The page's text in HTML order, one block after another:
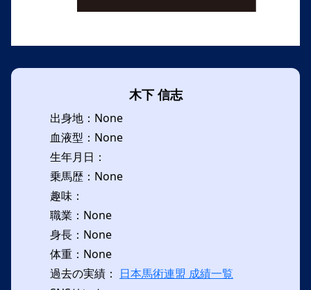
木下 信志
出身地：None
血液型：None
生年月日：
乗馬歴：None
趣味：
職業：None
身長：None
体重：None
過去の実績： 日本馬術連盟 成績一覧